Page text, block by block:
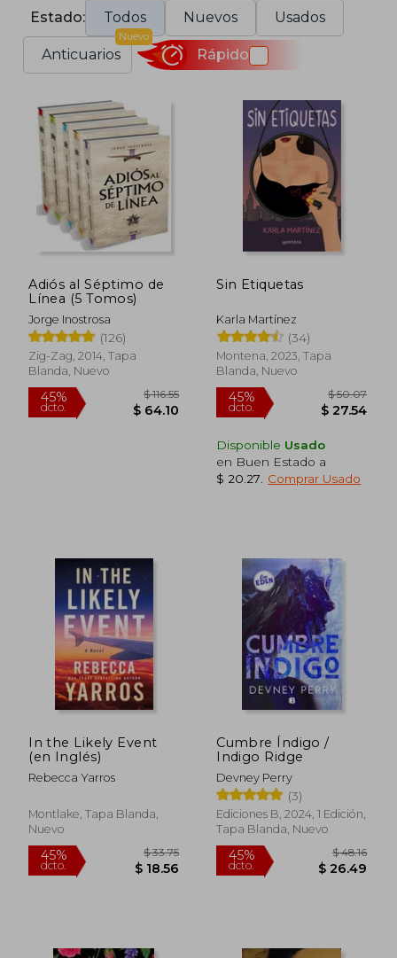
Estado: Todos Nuevos Usados
Anticuarios
Nuevo
Rápido
Adiós al Séptimo de
Línea (5 Tomos)
Jorge Inostrosa
(126)
Zig-Zag, 2014, Tapa
Blanda, Nuevo
Sin Etiquetas
Karla Martínez
(34)
Montena, 2023, Tapa
Blanda, Nuevo
Disponible Usado
en Buen Estado a
$ 20.27
Comprar Usado
In the Likely Event
(en Inglés)
Rebecca Yarros
Montlake, Tapa Blanda,
Nuevo
Cumbre Índigo /
Indigo Ridge
Devney Perry
(3)
Ediciones B, 2024, 1 Edición,
Tapa Blanda, Nuevo